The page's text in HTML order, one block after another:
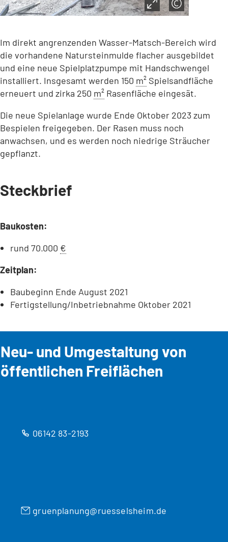
Im direkt angrenzenden Wasser-Matsch-Bereich wird
die vorhandene Natursteinmulde flacher ausgebildet
und eine neue Spielplatzpumpe mit Handschwengel
installiert. Insgesamt werden 150 m² Spielsandfläche
erneuert und zirka 250 m² Rasenfläche eingesät.
Die neue Spielanlage wurde Ende Oktober 2023 zum
Bespielen freigegeben. Der Rasen muss noch
anwachsen, und es werden noch niedrige Sträucher
gepflanzt.
Steckbrief
Baukosten:
rund 70.000 €
Zeitplan:
Baubeginn Ende August 2021
Fertigstellung/Inbetriebnahme Oktober 2021
Neu- und Umgestaltung von
öffentlichen Freiflächen
06142 83-2193
gruenplanung ruesselsheim de